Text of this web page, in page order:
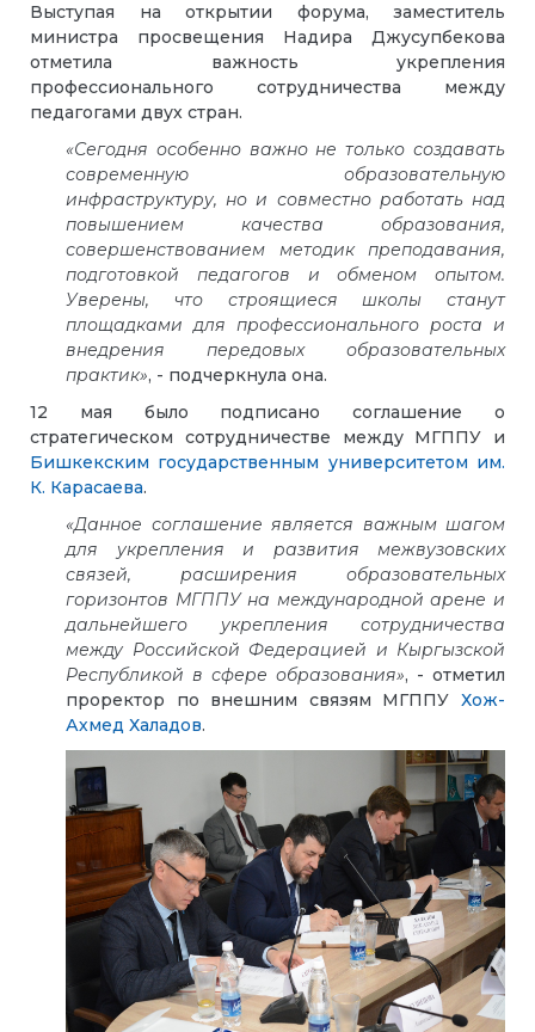
Выступая на открытии форума, заместитель
министра просвещения Надира Джусупбекова
отметила важность укрепления
профессионального сотрудничества между
педагогами двух стран.
«Сегодня особенно важно не только создавать
современную образовательную
инфраструктуру, но и совместно работать над
повышением качества образования,
совершенствованием методик преподавания,
подготовкой педагогов и обменом опытом.
Уверены, что строящиеся школы станут
площадками для профессионального роста и
внедрения передовых образовательных
практик», - подчеркнула она.
12 мая было подписано соглашение о
стратегическом сотрудничестве между МГППУ и
Бишкекским государственным университетом им.
К. Карасаева.
«Данное соглашение является важным шагом
для укрепления и развития межвузовских
связей, расширения образовательных
горизонтов МГППУ на международной арене и
дальнейшего укрепления сотрудничества
между Российской Федерацией и Кыргызской
Республикой в сфере образования», - отметил
проректор по внешним связям МГППУ Хож-
Ахмед Халадов.